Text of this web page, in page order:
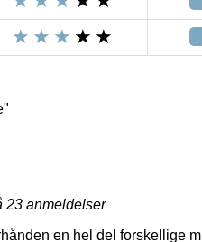
23 anmeldelser
en hel del forskellige